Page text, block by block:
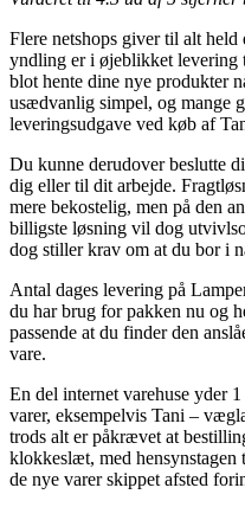
Flere netshops giver til alt
yndling er i øjeblikket levering
blot hente dine nye produkter
usædvanlig simpel, og mange
leveringsudgave ved køb af
Du kunne derudover beslutte
dig eller til dit arbejde.
mere bekostelig, men på den
billigste løsning vil dog
dog stiller krav om at du bor i
Antal dages levering på
du har brug for pakken nu og
passende at du finder den
vare.
En del internet varehuse yder
varer, eksempelvis Tani –
trods alt er påkrævet at
klokkeslæt, med hensynstagen
de nye varer skippet afsted